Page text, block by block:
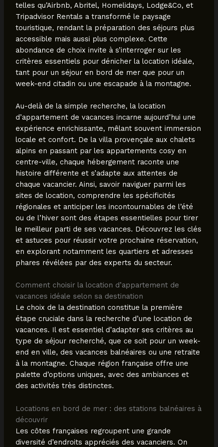
telles qu’Airbnb, Abritel, Homelidays, Lodge&Co, et
Tripadvisor Rentals a transformé le paysage
touristique, rendant la préparation des séjours plus
accessible mais aussi plus complexe. Cette
abondance de choix invite à s’interroger sur les
critères essentiels pour dénicher la location idéale,
tant pour un séjour en bord de mer que pour un
week-end citadin ou une escapade à la montagne.
Au-delà de la simple recherche, la location
d’appartement de vacances incarne aujourd’hui une
expérience enrichissante, mêlant souvent immersion
locale et confort. De la villa provençale aux chalets
alpins en passant par les appartements cosy en
centre-ville, chaque hébergement raconte une
histoire différente et s’adapte aux attentes de
chaque vacancier. Ainsi, savoir naviguer parmi les
sites de location, comprendre les spécificités
régionales et anticiper les incontournables de l’été
ou de l’hiver sont des étapes essentielles pour tirer
le meilleur parti de ses vacances. Découvrez les clés
et astuces pour réussir votre prochaine réservation,
en explorant notamment les quartiers et adresses
phares révélées par des experts du secteur.
Comment choisir la location d’appartement de
vacances idéale selon sa destination
Le choix de la destination constitue la première
étape cruciale dans la recherche d’une location de
vacances. Il est essentiel d’adapter ses critères au
type de séjour recherché, que ce soit pour un week-
end en ville, des vacances balnéaires ou une retraite
à la montagne. Chaque région française offre une
palette d’options uniques, avec des ambiances et
des activités très distinctes.
Locations en bord de mer : des stations balnéaires à
découvrir
Les côtes françaises regroupent une grande
diversité d’endroits appréciés des vacanciers. On